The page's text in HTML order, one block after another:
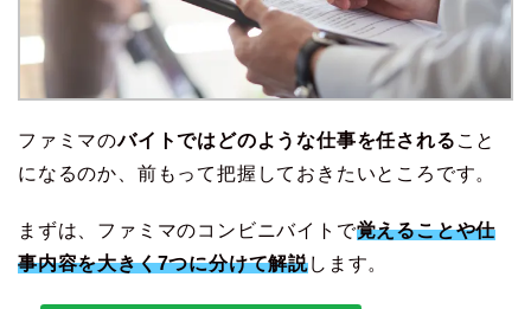
ファミマのバイトではどのような仕事を任される こと
になるのか、前もって把握しておきたいところです。
まずは、ファミマのコンビニバイトで覚えることや仕
事内容を大きく7つに分けて解説します。